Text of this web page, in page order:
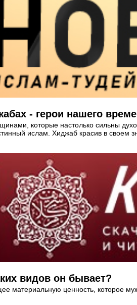
- герои нашего
которые настолько сильны
ислам. Хиджаб красив в своем
видов он бывает?
материальную ценность, которое